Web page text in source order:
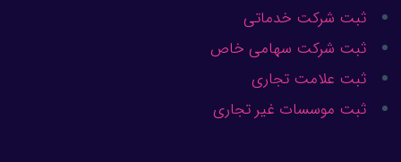
ثبت شرکت خدماتی
ثبت شرکت سهامی خاص
ثبت علامت تجاری
ثبت موسسات غیر تجاری